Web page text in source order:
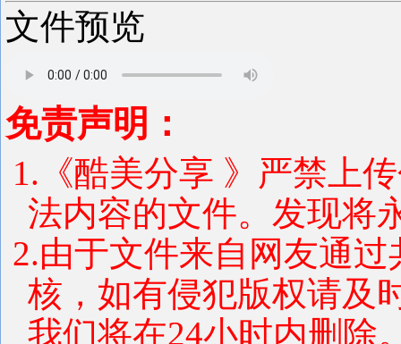
文件预览
免责声明：
1.《酷美分享 》严禁上
法内容的文件。发现将
2.由于文件来自网友通
核，如有侵犯版权请及
我们将在24小时内删除